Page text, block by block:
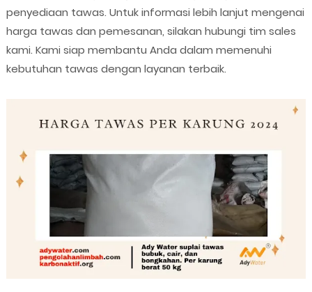
penyediaan tawas. Untuk informasi lebih lanjut mengenai
harga tawas dan pemesanan, silakan hubungi tim sales
kami. Kami siap membantu Anda dalam memenuhi
kebutuhan tawas dengan layanan terbaik.